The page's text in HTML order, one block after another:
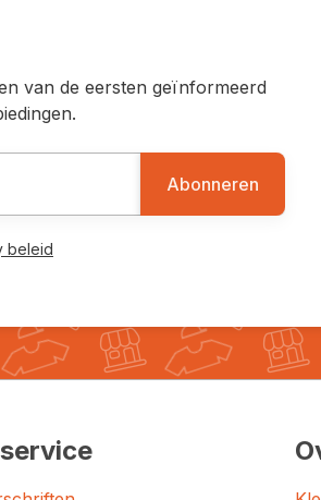
van de eersten geïnformeerd
Abonneren
beleid